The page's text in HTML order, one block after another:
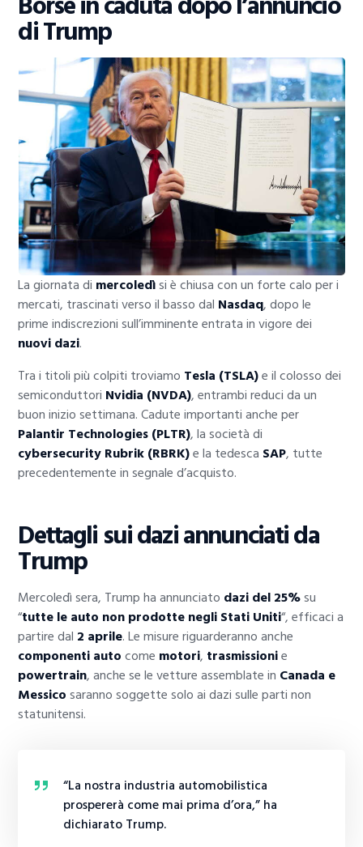
di Trump
La giornata di mercoledìsi è chiusa con un forte calo per i
mercati, trascinati verso il basso dal Nasdaq, dopo le
prime indiscrezioni sull’imminente entrata in vigore dei
nuovi dazi.
Tra i titoli più colpiti troviamo Tesla (TSLA)e il colosso dei
semiconduttori Nvidia (NVDA), entrambi reduci da un
buon inizio settimana. Cadute importanti anche per
Palantir Technologies (PLTR), la società di
cybersecurity Rubrik (RBRK)e la tedesca SAP, tutte
precedentemente in segnale d’acquisto.
Dettagli sui dazi annunciati da
Trump
Mercoledì sera, Trump ha annunciato dazi del 25%su
“tutte le auto non prodotte negli Stati Uniti“, efficaci a
partire dal 2 aprile. Le misure riguarderanno anche
componenti autocome motori, trasmissionie
powertrain, anche se le vetture assemblate in Canada e
Messicosaranno soggette solo ai dazi sulle parti non
statunitensi.
“La nostra industria automobilistica
prospererà come mai prima d’ora,” ha
dichiarato Trump.